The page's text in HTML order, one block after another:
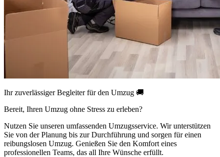
Ihr zuverlässiger Begleiter für den Umzug 🚚
Bereit, Ihren Umzug ohne Stress zu erleben?
Nutzen Sie unseren umfassenden Umzugsservice. Wir unterstützen
Sie von der Planung bis zur Durchführung und sorgen für einen
reibungslosen Umzug. Genießen Sie den Komfort eines
professionellen Teams, das all Ihre Wünsche erfüllt.